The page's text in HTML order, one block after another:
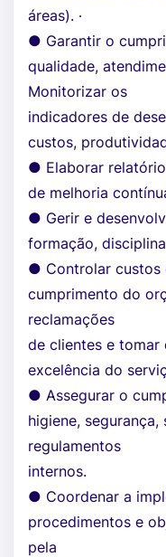
áreas). ∙
● Garantir o
qualidade,
Monitorizar os
indicadores de
custos,
● Elaborar
de melhoria
● Gerir e
formação,
● Controlar custos
cumprimento do
reclamações
de clientes e tomar
excelência do
● Assegurar o
higiene,
regulamentos
internos.
● Coordenar a
procedimentos e
pela